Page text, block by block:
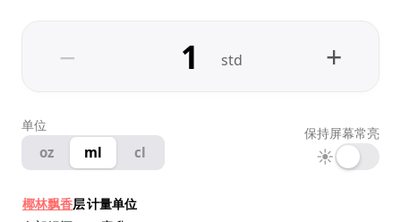
− std +
单位
oz ml cl
保持屏幕常亮
☀
椰林飘香层计量单位